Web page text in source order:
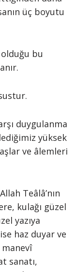
üç boyutu
bu
duygulanma
yüksek
ve âlemleri
Teâlâ’nın
kulağı güzel
yazıya
haz duyar ve
sanatı,